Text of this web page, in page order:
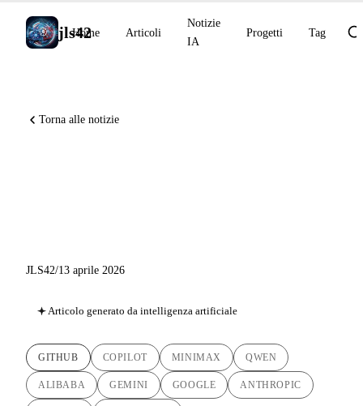
jls42
Home Articoli
Notizie
IA
Progetti Tag
Torna alle notizie
JLS42/13 aprile 2026
Articolo generato da intelligenza artificiale
GITHUB COPILOT MINIMAX QWEN
ALIBABA GEMINI GOOGLE ANTHROPIC